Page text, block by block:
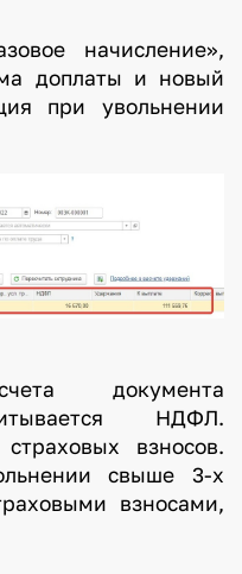
начисление»,
доплаты и новый
при увольнении
документа
НДФЛ.
взносов.
свыше 3-х
взносами,